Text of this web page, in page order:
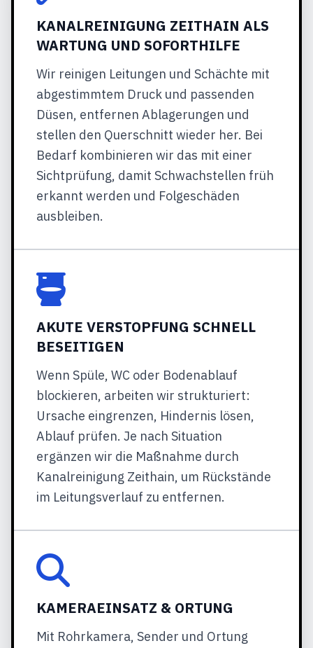
KANALREINIGUNG ZEITHAIN ALS
WARTUNG UND SOFORTHILFE
Wir reinigen Leitungen und Schächte mit
abgestimmtem Druck und passenden
Düsen, entfernen Ablagerungen und
stellen den Querschnitt wieder her. Bei
Bedarf kombinieren wir das mit einer
Sichtprüfung, damit Schwachstellen früh
erkannt werden und Folgeschäden
ausbleiben.
AKUTE VERSTOPFUNG SCHNELL
BESEITIGEN
Wenn Spüle, WC oder Bodenablauf
blockieren, arbeiten wir strukturiert:
Ursache eingrenzen, Hindernis lösen,
Ablauf prüfen. Je nach Situation
ergänzen wir die Maßnahme durch
Kanalreinigung Zeithain, um Rückstände
im Leitungsverlauf zu entfernen.
KAMERAEINSATZ & ORTUNG
Mit Rohrkamera, Sender und Ortung